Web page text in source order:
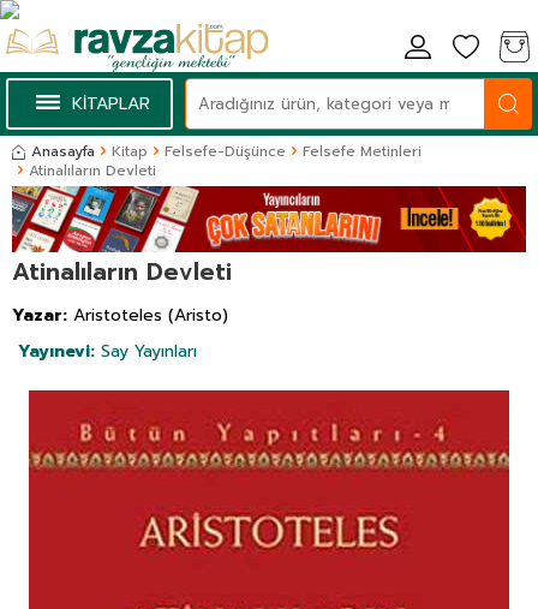
KİTAPLAR
Anasayfa Kitap Felsefe-Düşünce
Felsefe Metinleri
Atinalıların Devleti
Atinalıların Devleti
Yazar: Aristoteles (Aristo)
Yayınevi: Say Yayınları